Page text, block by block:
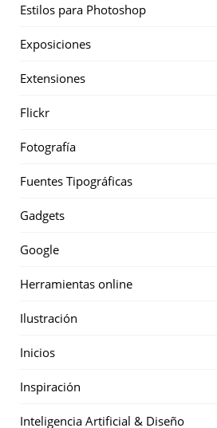
Estilos para Photoshop
Exposiciones
Extensiones
Flickr
Fotografía
Fuentes Tipográficas
Gadgets
Google
Herramientas online
Ilustración
Inicios
Inspiración
Inteligencia Artificial & Diseño